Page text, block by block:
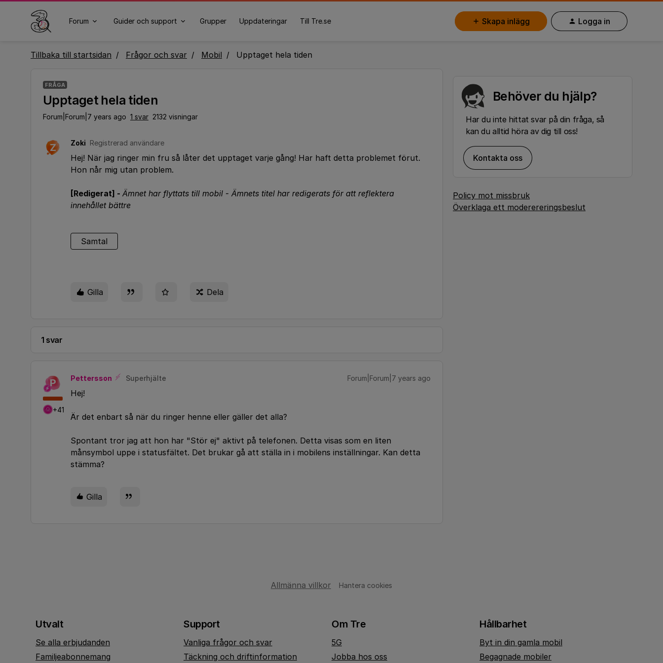
Forum Guider och support Grupper Uppdateringar Till Tre.se Skapa inlägg Logga in
Tillbaka till startsidan Frågor och svar Mobil Upptaget hela tiden
FRÅGA
Upptaget hela tiden
Forum|Forum|7 years ago 1 svar 2132 visningar
Z Zoki Registrerad användare
Hej! När jag ringer min fru så låter det upptaget varje gång! Har haft detta problemet förut.
Hon når mig utan problem.
[Redigerat] - Ämnet har flyttats till mobil - Ämnets titel har redigerats för att reflektera
innehållet bättre
Samtal
Gilla Dela
1 svar
P
+41
Pettersson Superhjälte Forum|Forum|7 years ago
Hej!
Är det enbart så när du ringer henne eller gäller det alla?
Spontant tror jag att hon har "Stör ej" aktivt på telefonen. Detta visas som en liten
månsymbol uppe i statusfältet. Det brukar gå att ställa in i mobilens inställningar. Kan detta
stämma?
Gilla
Behöver du hjälp?
Har du inte hittat svar på din fråga, så
kan du alltid höra av dig till oss!
Kontakta oss
Policy mot missbruk
Överklaga ett moderereringsbeslut
Allmänna villkor Hantera cookies
Utvalt
Se alla erbjudanden
Familjeabonnemang
Support
Vanliga frågor och svar
Täckning och driftinformation
Om Tre
5G
Jobba hos oss
Hållbarhet
Byt in din gamla mobil
Begagnade mobiler